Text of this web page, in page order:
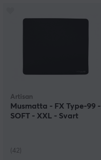
Artisan
Musmatta - FX Type-99 -
SOFT - XXL - Svart
(42)